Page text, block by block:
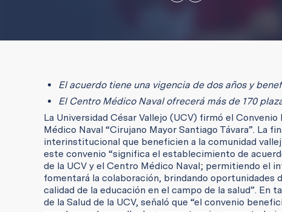
El acuerdo tiene una vigencia de dos años y
El Centro Médico Naval ofrecerá más de 170
La Universidad César Vallejo (UCV) firmó el
Médico Naval “Cirujano Mayor Santiago Távara”. La
interinstitucional que beneficien a la comunidad
este convenio “significa el establecimiento de
de la UCV y el Centro Médico Naval; permitiendo el
fomentará la colaboración, brindando oportunidades
calidad de la educación en el campo de la salud”. En
de la Salud de la UCV, señaló que “el convenio